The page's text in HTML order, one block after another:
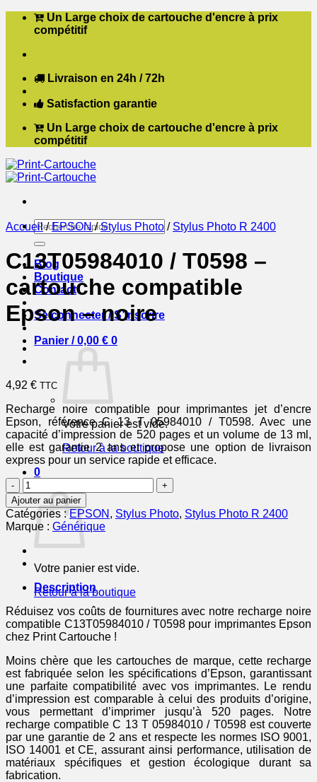
Passer Un Large choix de cartouche d'encre à prix
compétitif
Livraison en 24h / 72h
Satisfaction garantie
Un Large choix de cartouche d'encre à prix
compétitif
Recherche
pour :
Blog
Boutique
Contact
Se connecter / S’inscrire
Panier /0,00 € 0
Votre panier est vide.
Retour à la boutique
0
Votre panier est vide.
Retour à la boutique
Accueil / EPSON / Stylus Photo / Stylus Photo R 2400
C13T05984010 / T0598 –
cartouche compatible
Epson – noire
4,92 € TTC
Recharge noire compatible pour imprimantes jet d’encre
Epson, référence C 13 T 05984010 / T0598. Avec une
capacité d’impression de 520 pages et un volume de 13 ml,
elle est garantie 2 ans et propose une option de livraison
express pour un service rapide et efficace.
quantité
de
C13T05984010
/
T0598
-
cartouche
compatible
Epson
noire
Ajouter au panier
Catégories :EPSON , Stylus Photo, Stylus Photo R 2400
Marque : Générique
Description
Réduisez vos coûts de fournitures avec notre recharge noire
compatible C13T05984010 / T0598 pour imprimantes Epson
chez Print Cartouche !
Moins chère que les cartouches de marque, cette recharge
est fabriquée selon les spécifications d’Epson, garantissant
une parfaite compatibilité avec vos imprimantes. Le rendu
d’impression est comparable à celui des produits d’origine,
vous permettant d’imprimer jusqu’à 520 pages. Notre
recharge compatible C 13 T 05984010 / T0598 est couverte
par une garantie de 2 ans et respecte les normes ISO 9001,
ISO 14001 et CE, assurant ainsi performance, utilisation de
matériaux spécifiques et gestion écologique durant sa
fabrication.